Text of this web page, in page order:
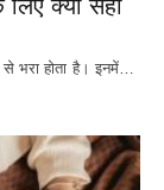
क्या सही
भरा होता है। इनमें…